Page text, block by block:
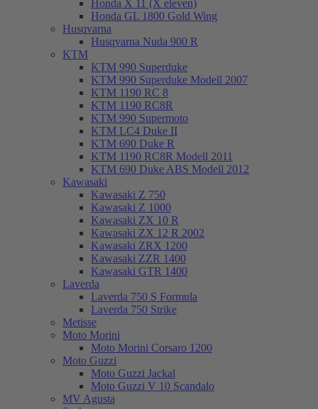
Honda X 11 (X eleven)
Honda GL 1800 Gold Wing
Husqvarna
Husqvarna Nuda 900 R
KTM
KTM 990 Superduke
KTM 990 Superduke Modell 2007
KTM 1190 RC 8
KTM 1190 RC8R
KTM 990 Supermoto
KTM LC4 Duke II
KTM 690 Duke R
KTM 1190 RC8R Modell 2011
KTM 690 Duke ABS Modell 2012
Kawasaki
Kawasaki Z 750
Kawasaki Z 1000
Kawasaki ZX 10 R
Kawasaki ZX 12 R 2002
Kawasaki ZRX 1200
Kawasaki ZZR 1400
Kawasaki GTR 1400
Laverda
Laverda 750 S Formula
Laverda 750 Strike
Metisse
Moto Morini
Moto Morini Corsaro 1200
Moto Guzzi
Moto Guzzi Jackal
Moto Guzzi V 10 Scandalo
MV Agusta